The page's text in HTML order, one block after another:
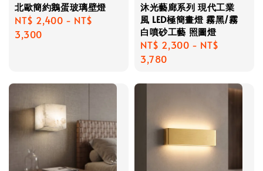
北歐簡約鵝蛋玻璃壁燈
Regular
price
NT$ 2,400 - NT$
3,300
沐光藝廊系列 現代工業
風 LED極簡畫燈 霧黑/霧
白噴砂工藝 照圖燈
Regular
price
NT$ 2,300 - NT$
3,780